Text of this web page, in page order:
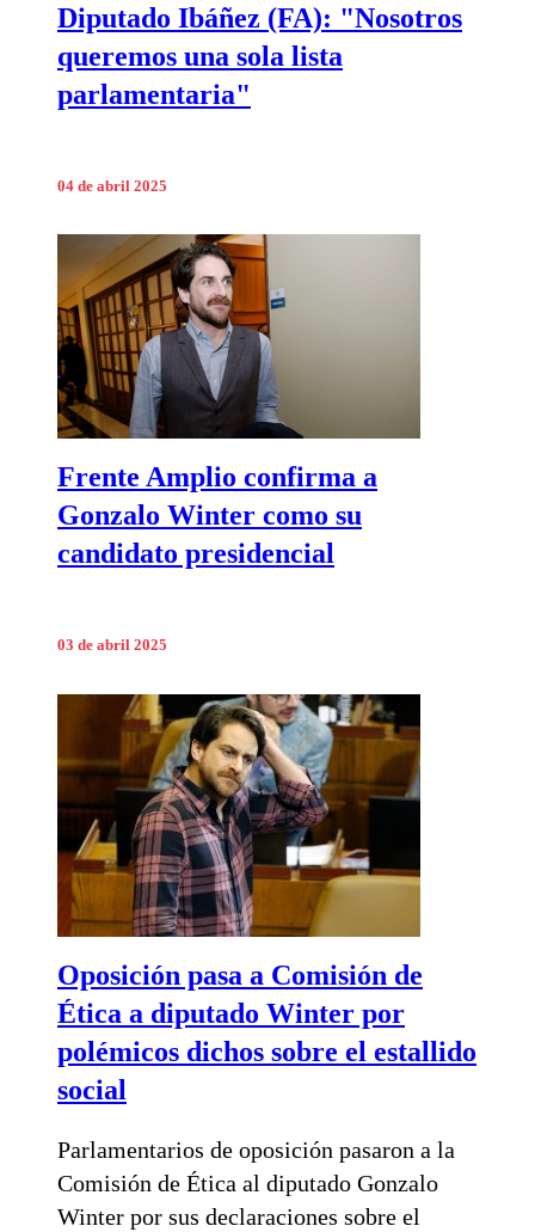
Diputado Ibáñez (FA): "Nosotros
queremos una sola lista
parlamentaria"
04 de abril 2025
Frente Amplio confirma a
Gonzalo Winter como su
candidato presidencial
03 de abril 2025
Oposición pasa a Comisión de
Ética a diputado Winter por
polémicos dichos sobre el estallido
social
Parlamentarios de oposición pasaron a la
Comisión de Ética al diputado Gonzalo
Winter por sus declaraciones sobre el